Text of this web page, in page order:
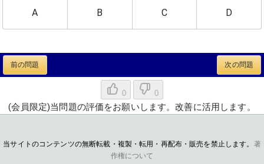
A B C D
次の問題
前の問題
0 0
(会員限定)当問題の評価をお願いします。改善に活用します。
当サイトのコンテンツの無断転載・複製・転用・再配布・販売を禁止します。 著
作権について